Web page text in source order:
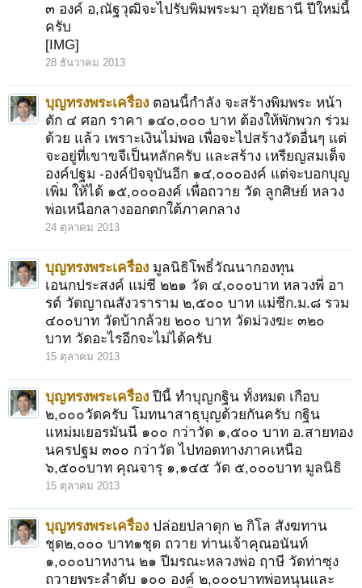
๓ องค์ อ,ณัฐวุฒิจะไปรับพิมพระมา อุทัยธานี ปีใหม่นี้
ครับ
[IMG]
28 ธันวาคม 2013
บุญทรงพระเครื่อง ตอนนี้กำลัง จะสร้างพิมพระ หน้า
ตัก ๔ ศอก ราคา ๑๔๐,๐๐๐ บาท ต้องให้พักพวก ร่วม
ด้วย แล้ว เพราะเงินไม่พอ เพื่อจะไปสร้างวัดอื่นๆ แต่
จะอยู่ที่เขาขจีเป็นหลักครับ และสร้าง เหรียญสมเด็จ
องค์ปฐม -องค์ปัจจุบันอีก ๑๔,๐๐๐องค์ แต่จะบอกบุญ
เพิ่ม ให้ได้ ๑๕,๐๐๐องค์ เพื่อถวาย วัด ลูกศิษย์ หลวง
พ่อเหนือกลางออกตกใต้ภาคกลาง
24 ตุลาคม 2013
บุญทรงพระเครื่อง มูลนิธิโพธิ์วัณนากองทุน
เอนกประสงค์ แม่ชี ๒๒๑ วัด ๔,๐๐๐บาท หลวงพี่ อา
รต์ วัดญาณสังวราราม ๒,๕๐๐ บาท แม่ชีก.ม.๘ รวม
๔๐๐บาท วัดบ้ากล้วย ๒๐๐ บาท วัดม่วงฆะ ๓๒๐
บาท วัดอะไรอีกจะไม่ได้ครับ
15 ตุลาคม 2013
บุญทรงพระเครื่อง ปีนี้ ทำบุญกฐิน ทั้งหมด เกือบ
๒,๐๐๐วัดครับ โมทนาสาธุบุญด้วยกันครับ กฐิน
แหม่มเยอรมันนี ๑๐๐ กว่าวัด ๑,๕๐๐ บาท อ.สายทอง
นครปฐม ๓๐๐ กว่าวัด ไปทอดทางภาคเหนือ
๖,๕๐๐บาท คุณจารุ ๑,๑๔๕ วัด ๕,๐๐๐บาท มูลนิธิ
15 ตุลาคม 2013
บุญทรงพระเครื่อง ปล่อยปลาดุก ๒ กิโล สังฆทาน
ชุด๒,๐๐๐ บาท๑ชุด ถวาย ท่านเจ้าคุณอนันท์
๑,๐๐๐บาทงาน ๒๑ ปีมรณะหลวงพ่อ ฤาษี วัดท่าซุง
ถวายพระลำดับ ๑๐๐ องค์ ๒,๐๐๐บาทพ่อหนุนและ